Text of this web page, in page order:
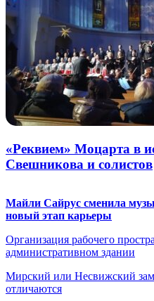
«Реквием» Моцарта в
Свешникова и солистов
Майли Сайрус сменила
новый этап карьеры
Организация рабочего
административном здании
Мирский или Несвижский
отличаются